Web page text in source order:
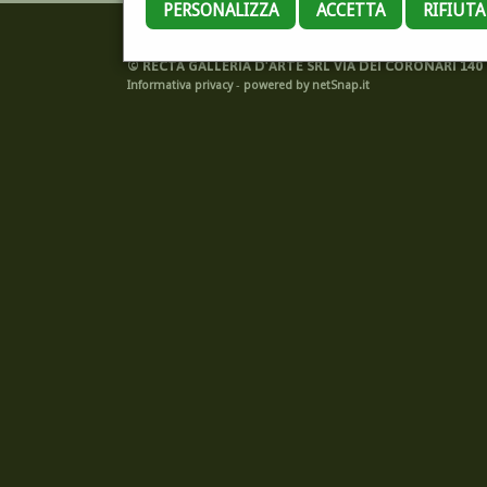
PERSONALIZZA ACCETTA
©RECTA GALLERIA D'ARTE SRL VIA DEI CORONARI
Informativa privacy- powered by netSnap.it